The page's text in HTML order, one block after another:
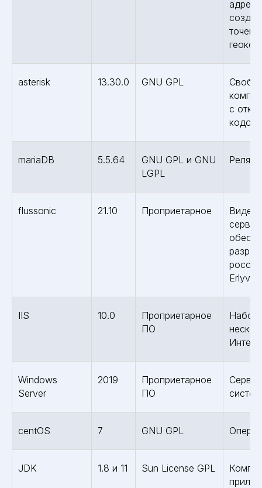
точек
asterisk 13.30.0 GNU GPL
с
кодом
mariaDB 5.5.64
GNU GPL и GNU
LGPL
flussonic 21.10 Проприетарное
IIS 10.0
Проприетарное
ПО
Набор
Windows
Server
2019
Проприетарное
ПО
centOS 7 GNU GPL
JDK 1.8 и 11 Sun License GPL